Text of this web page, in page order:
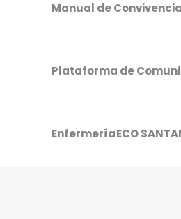
Manual de Convivencia
Plataforma de
EnfermeríaECO